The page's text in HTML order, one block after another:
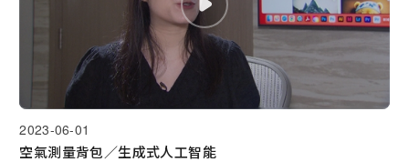
2023-06-01
空氣測量背包／生成式人工智能